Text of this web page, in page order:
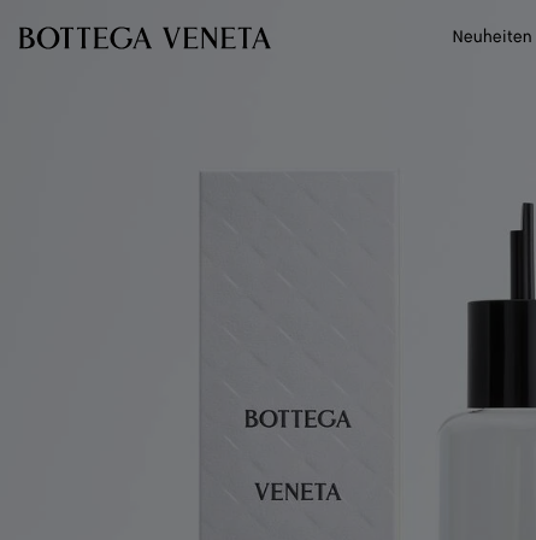
Neuheiten